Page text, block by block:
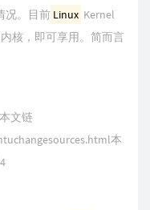
况。目前 Linux Kernel
核，即可享用。简而言
文链
本